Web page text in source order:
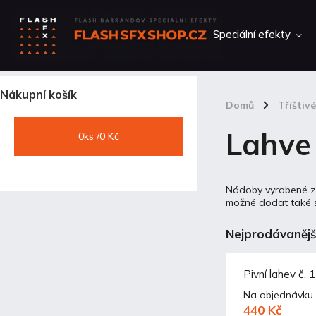
Speciální efekty
Domů /
Nákupní košík
0ks /0 Kč
Nádoby vyrobené
možné dodat také
Pivní lahev č. 1
Na objednávku
440 Kč